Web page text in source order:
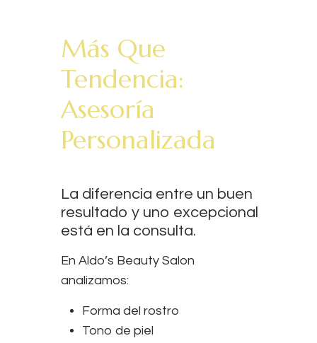
Más Que
Tendencia:
Asesoría
Personalizada
La diferencia entre un buen
resultado y uno excepcional
está en la consulta.
En Aldo’s Beauty Salon
analizamos:
Forma del rostro
Tono de piel